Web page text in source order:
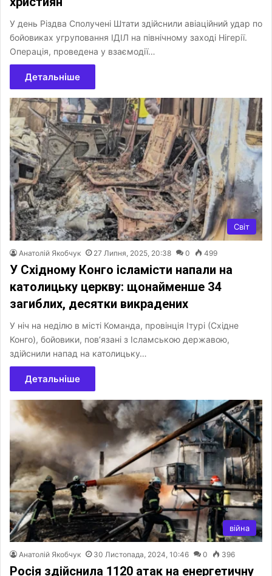
У день Різдва Сполучені Штати здійснили авіаційний удар по
бойовиках угруповання ІДІЛ на північному заході Нігерії.
Операція, проведена у взаємодії…
Детальніше
Світ
Анатолій Якобчук 27 Липня, 2025, 20:38 0 499
У Східному Конго ісламісти напали на
католицьку церкву: щонайменше 34
загиблих, десятки викрадених
У ніч на неділю в місті Команда, провінція Ітурі (Східне
Конго), бойовики, пов’язані з Ісламською державою,
здійснили напад на католицьку…
Детальніше
війна
Анатолій Якобчук 30 Листопада, 2024, 10:46 0 396
Росія здійснила 1120 атак на енергетичну